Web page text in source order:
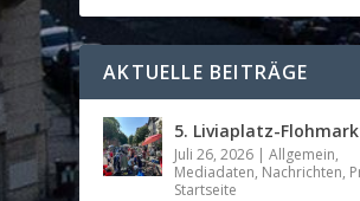
AKTUELLE BEITRÄGE
5. Liviaplatz-
Juli 26, 2026 |Allgemein,
Mediadaten, Nachrichten,
Startseite